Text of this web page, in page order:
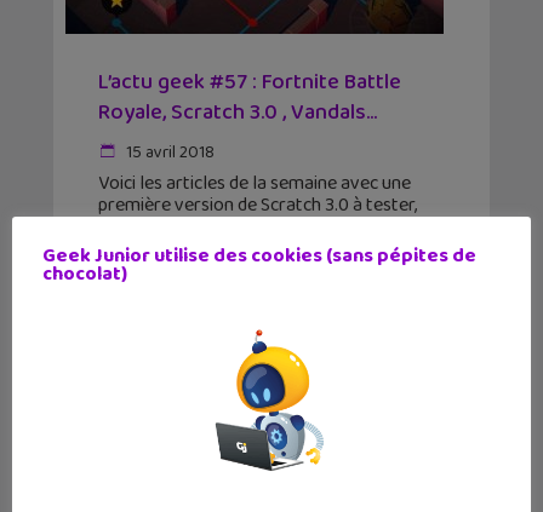
L’actu geek #57 : Fortnite Battle
Royale, Scratch 3.0 , Vandals…
15 avril 2018
Voici les articles de la semaine avec une
première version de Scratch 3.0 à tester,
une explication de Fortnite Battle Royale
pour les parents et un superbe jeu vidéo sur
le street art. Geek Junior lance
Geek Junior utilise des cookies (sans pépites de
chocolat)